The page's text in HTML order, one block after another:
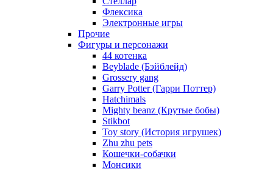
Флексика
Электронные игры
Прочие
Фигуры и персонажи
44 котенка
Beyblade (Бэйблейд)
Grossery gang
Garry Potter (Гарри Поттер)
Hatchimals
Mighty beanz (Крутые бобы)
Stikbot
Toy story (История игрушек)
Zhu zhu pets
Кошечки-собачки
Монсики